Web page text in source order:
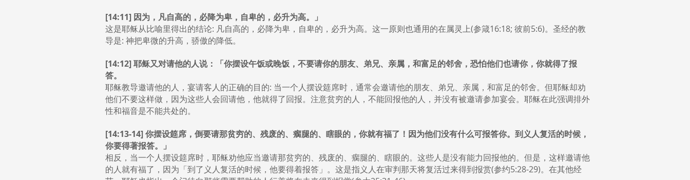
[14:11] 因为，凡自高的，必降为卑，自卑的，必升为高。」
这是耶稣从比喻里得出的结论: 凡自高的，必降为卑，自卑的，必升为高。这一原则也通用的在属灵上(参箴16:18; 彼前5:6)。圣经的教
导是: 神把卑微的升高，骄傲的降低。
[14:12] 耶稣又对请他的人说：「你摆设午饭或晚饭，不要请你的朋友、弟兄、亲属，和富足的邻舍，恐怕他们也请你，你就得了报
答。
耶稣教导邀请他的人，宴请客人的正确的目的: 当一个人摆设筵席时，通常会邀请他的朋友、弟兄、亲属，和富足的邻舍。但耶稣却劝
他们不要这样做，因为这些人会回请他，他就得了回报。注意贫穷的人，不能回报他的人，并没有被邀请参加宴会。耶稣在此强调排外
性和福音是不能共处的。
[14:13-14] 你摆设筵席，倒要请那贫穷的、残废的、瘸腿的、瞎眼的，你就有福了！因为他们没有什么可报答你。到义人复活的时候，
你要得著报答。」
相反，当一个人摆设筵席时，耶稣劝他应当邀请那贫穷的、残废的、瘸腿的、瞎眼的。这些人是没有能力回报他的。但是，这样邀请他
的人就有福了，因为「到了义人复活的时候，他要得着报答」。这是指义人在审判那天将复活过来得到报赏(参约5:28-29)。在其他经